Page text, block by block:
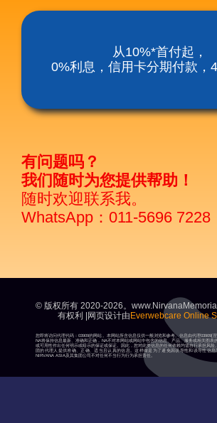
涅磐祖传平板电脑
从10%*首付起，
0%利息，信用卡分期付款，
有问题吗？
我们随时为您提供帮助！
随时欢迎联系我。
WhatsApp：011-5696 7228
© 版权所有 2020-2026。
有权利 |网页设计由 Everwebcare Online
您即将访问代理代码：03909的网站。本网站所含信息仅供一般浏览和参考。信息由代理03909[涅
NA将保持信息最新、准确和正确，NA不对本网站或网站中包含的信息、产品、服务或相关图表
或可用性作出任何明示或暗示的保证或保证。因此，您对此类信息的任何依赖均需自行承担风险
团的代理人提供准确、正确、适当且认真的信息。这样做是为了避免因误导性和误导性信息
NIRVANA ASIA及其集团公司不对任何不当行为行为承担责任。